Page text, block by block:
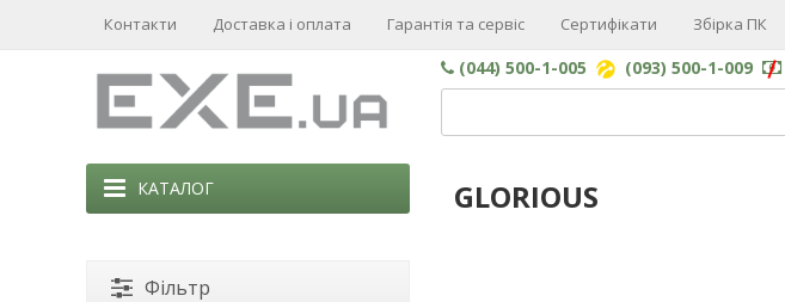
Контакти Доставка і оплата Гарантія та сервіс Сертифікати Збірка ПК
(044) 500-1-005 (093) 500-1-009
КАТАЛОГ GLORIOUS
Фільтр